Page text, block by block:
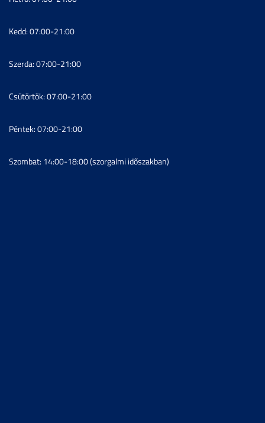
Kedd: 07:00-21:00
Szerda: 07:00-21:00
Csütörtök: 07:00-21:00
Péntek: 07:00-21:00
Szombat: 14:00-18:00 (szorgalmi időszakban)